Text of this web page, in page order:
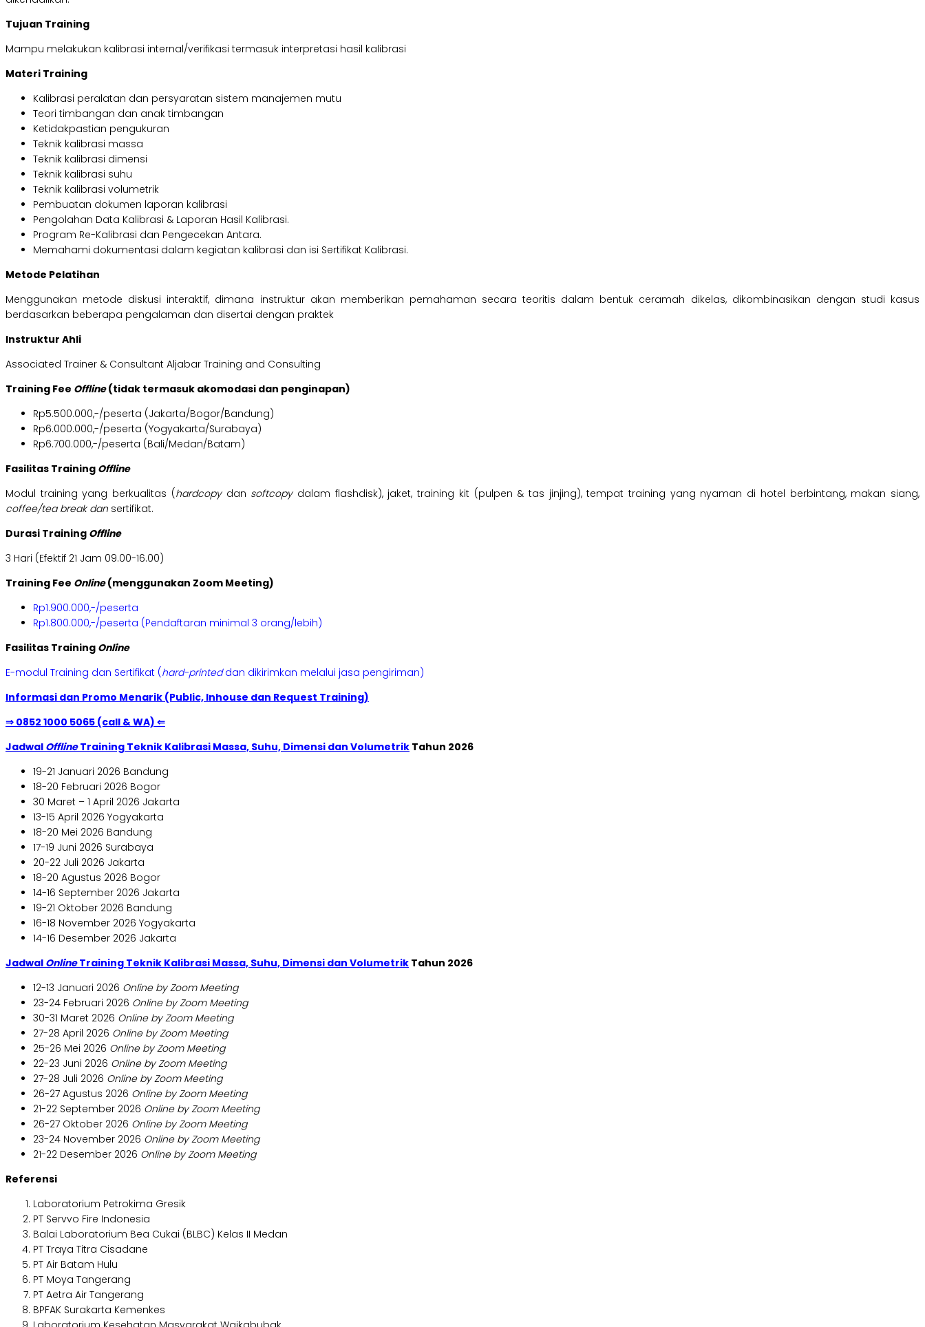
Tujuan Training
Mampu melakukan kalibrasi internal/verifikasi termasuk interpretasi hasil kalibrasi
Materi Training
Kalibrasi peralatan dan persyaratan sistem manajemen mutu
Teori timbangan dan anak timbangan
Ketidakpastian pengukuran
Teknik kalibrasi massa
Teknik kalibrasi dimensi
Teknik kalibrasi suhu
Teknik kalibrasi volumetrik
Pembuatan dokumen laporan kalibrasi
Pengolahan Data Kalibrasi & Laporan Hasil Kalibrasi.
Program Re-Kalibrasi dan Pengecekan Antara.
Memahami dokumentasi dalam kegiatan kalibrasi dan isi Sertifikat Kalibrasi.
Metode Pelatihan
Menggunakan metode diskusi interaktif, dimana instruktur akan memberikan pemahaman secara teoritis dalam bentuk ceramah dikelas, dikombinasikan dengan studi kasus
berdasarkan beberapa pengalaman dan disertai dengan praktek
Instruktur Ahli
Associated Trainer & Consultant Aljabar Training and Consulting
Training Fee Offline(tidak termasuk akomodasi dan penginapan)
Rp5.500.000,-/peserta (Jakarta/Bogor/Bandung)
Rp6.000.000,-/peserta (Yogyakarta/Surabaya)
Rp6.700.000,-/peserta (Bali/Medan/Batam)
Fasilitas Training Offline
Modul training yang berkualitas (hardcopydan softcopy dalam flashdisk), jaket, training kit (pulpen & tas jinjing), tempat training yang nyaman di hotel berbintang, makan siang,
coffee/tea break dan sertifikat.
Durasi Training Offline
3 Hari (Efektif 21 Jam 09.00-16.00)
Training Fee Online(menggunakan Zoom Meeting)
Rp1.900.000,-/peserta
Rp1.800.000,-/peserta (Pendaftaran minimal 3 orang/lebih)
Fasilitas Training Online
E-modul Training dan Sertifikat (hard-printeddan dikirimkan melalui jasa pengiriman)
Informasi dan Promo Menarik (Public, Inhouse dan Request Training)
⇒ 0852 1000 5065 (call & WA) ⇐
Jadwal OfflineTraining Teknik Kalibrasi Massa, Suhu, Dimensi dan Volumetrik Tahun 2026
19-21 Januari 2026 Bandung
18-20 Februari 2026 Bogor
30 Maret – 1 April 2026 Jakarta
13-15 April 2026 Yogyakarta
18-20 Mei 2026 Bandung
17-19 Juni 2026 Surabaya
20-22 Juli 2026 Jakarta
18-20 Agustus 2026 Bogor
14-16 September 2026 Jakarta
19-21 Oktober 2026 Bandung
16-18 November 2026 Yogyakarta
14-16 Desember 2026 Jakarta
Jadwal OnlineTraining Teknik Kalibrasi Massa, Suhu, Dimensi dan Volumetrik Tahun 2026
12-13 Januari 2026 Online by Zoom Meeting
23-24 Februari 2026 Online by Zoom Meeting
30-31 Maret 2026 Online by Zoom Meeting
27-28 April 2026 Online by Zoom Meeting
25-26 Mei 2026 Online by Zoom Meeting
22-23 Juni 2026 Online by Zoom Meeting
27-28 Juli 2026 Online by Zoom Meeting
26-27 Agustus 2026 Online by Zoom Meeting
21-22 September 2026 Online by Zoom Meeting
26-27 Oktober 2026 Online by Zoom Meeting
23-24 November 2026 Online by Zoom Meeting
21-22 Desember 2026 Online by Zoom Meeting
Referensi
Laboratorium Petrokima Gresik
PT Servvo Fire Indonesia
Balai Laboratorium Bea Cukai (BLBC) Kelas II Medan
PT Traya Titra Cisadane
PT Air Batam Hulu
PT Moya Tangerang
PT Aetra Air Tangerang
BPFAK Surakarta Kemenkes